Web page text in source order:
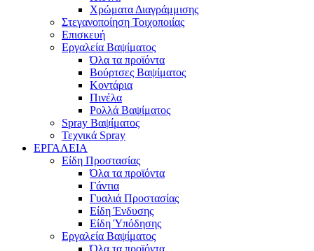
Χρώματα Διαγράμμισης
Στεγανοποίηση Τοιχοποιίας
Επισκευή
Εργαλεία Βαψίματος
Όλα τα προϊόντα
Βούρτσες Βαψίματος
Κοντάρια
Πινέλα
Ρολλά Βαψίματος
Spray Βαψίματος
Τεχνικά Spray
ΕΡΓΑΛΕΙΑ
Είδη Προστασίας
Όλα τα προϊόντα
Γάντια
Γυαλιά Προστασίας
Είδη Ένδυσης
Είδη Ύπόδησης
Εργαλεία Βαψίματος
Όλα τα προϊόντα